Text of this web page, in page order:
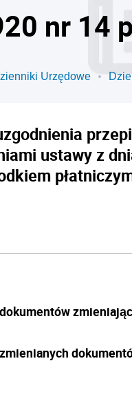
nr 14
Urzędowe
ustawy z